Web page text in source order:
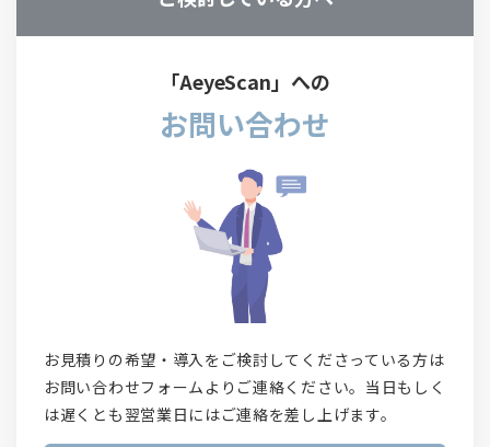
「AeyeScan」への
お問い合わせ
お見積りの希望・導入をご検討してくださっている方は
お問い合わせフォームよりご連絡ください。当日もしく
は遅くとも翌営業日にはご連絡を差し上げます。